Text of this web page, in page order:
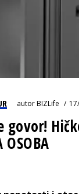
autorBIZLife
govor!
OSOBA